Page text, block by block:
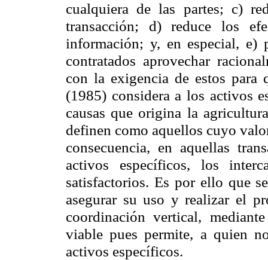
cualquiera de las partes; c)
transacción; d) reduce los
información; y, en especial, e)
contratados aprovechar
con la exigencia de estos para
(1985) considera a los activos
causas que origina la
definen como aquellos cuyo
consecuencia, en aquellas
activos específicos, los
satisfactorios. Es por ello que
asegurar su uso y realizar el
coordinación vertical,
viable pues permite, a quien
activos específicos.